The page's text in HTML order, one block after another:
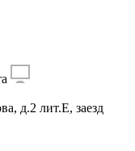
д.2 лит.Е, заезд